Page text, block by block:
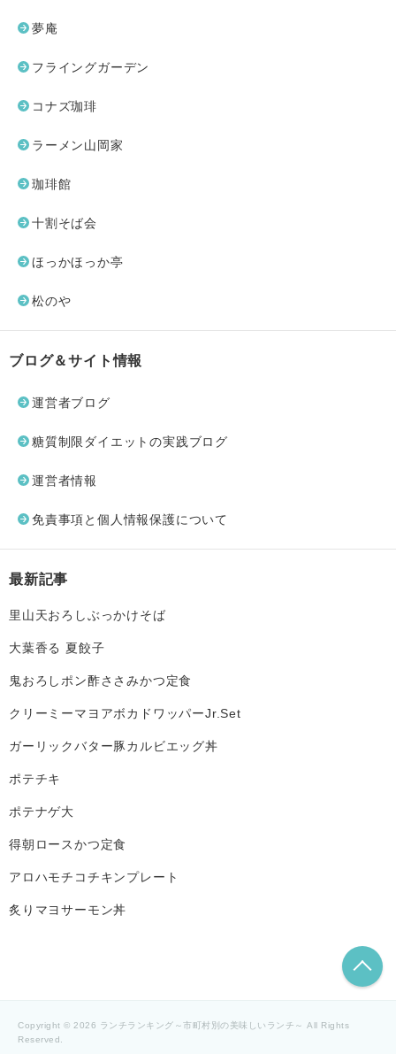
夢庵
フライングガーデン
コナズ珈琲
ラーメン山岡家
珈琲館
十割そば会
ほっかほっか亭
松のや
ブログ＆サイト情報
運営者ブログ
糖質制限ダイエットの実践ブログ
運営者情報
免責事項と個人情報保護について
最新記事
里山天おろしぶっかけそば
大葉香る 夏餃子
鬼おろしポン酢ささみかつ定食
クリーミーマヨアボカドワッパーJr.Set
ガーリックバター豚カルビエッグ丼
ポテチキ
ポテナゲ大
得朝ロースかつ定食
アロハモチコチキンプレート
炙りマヨサーモン丼
Copyright © 2026 ランチランキング～市町村別の美味しいランチ～ All Rights
Reserved.